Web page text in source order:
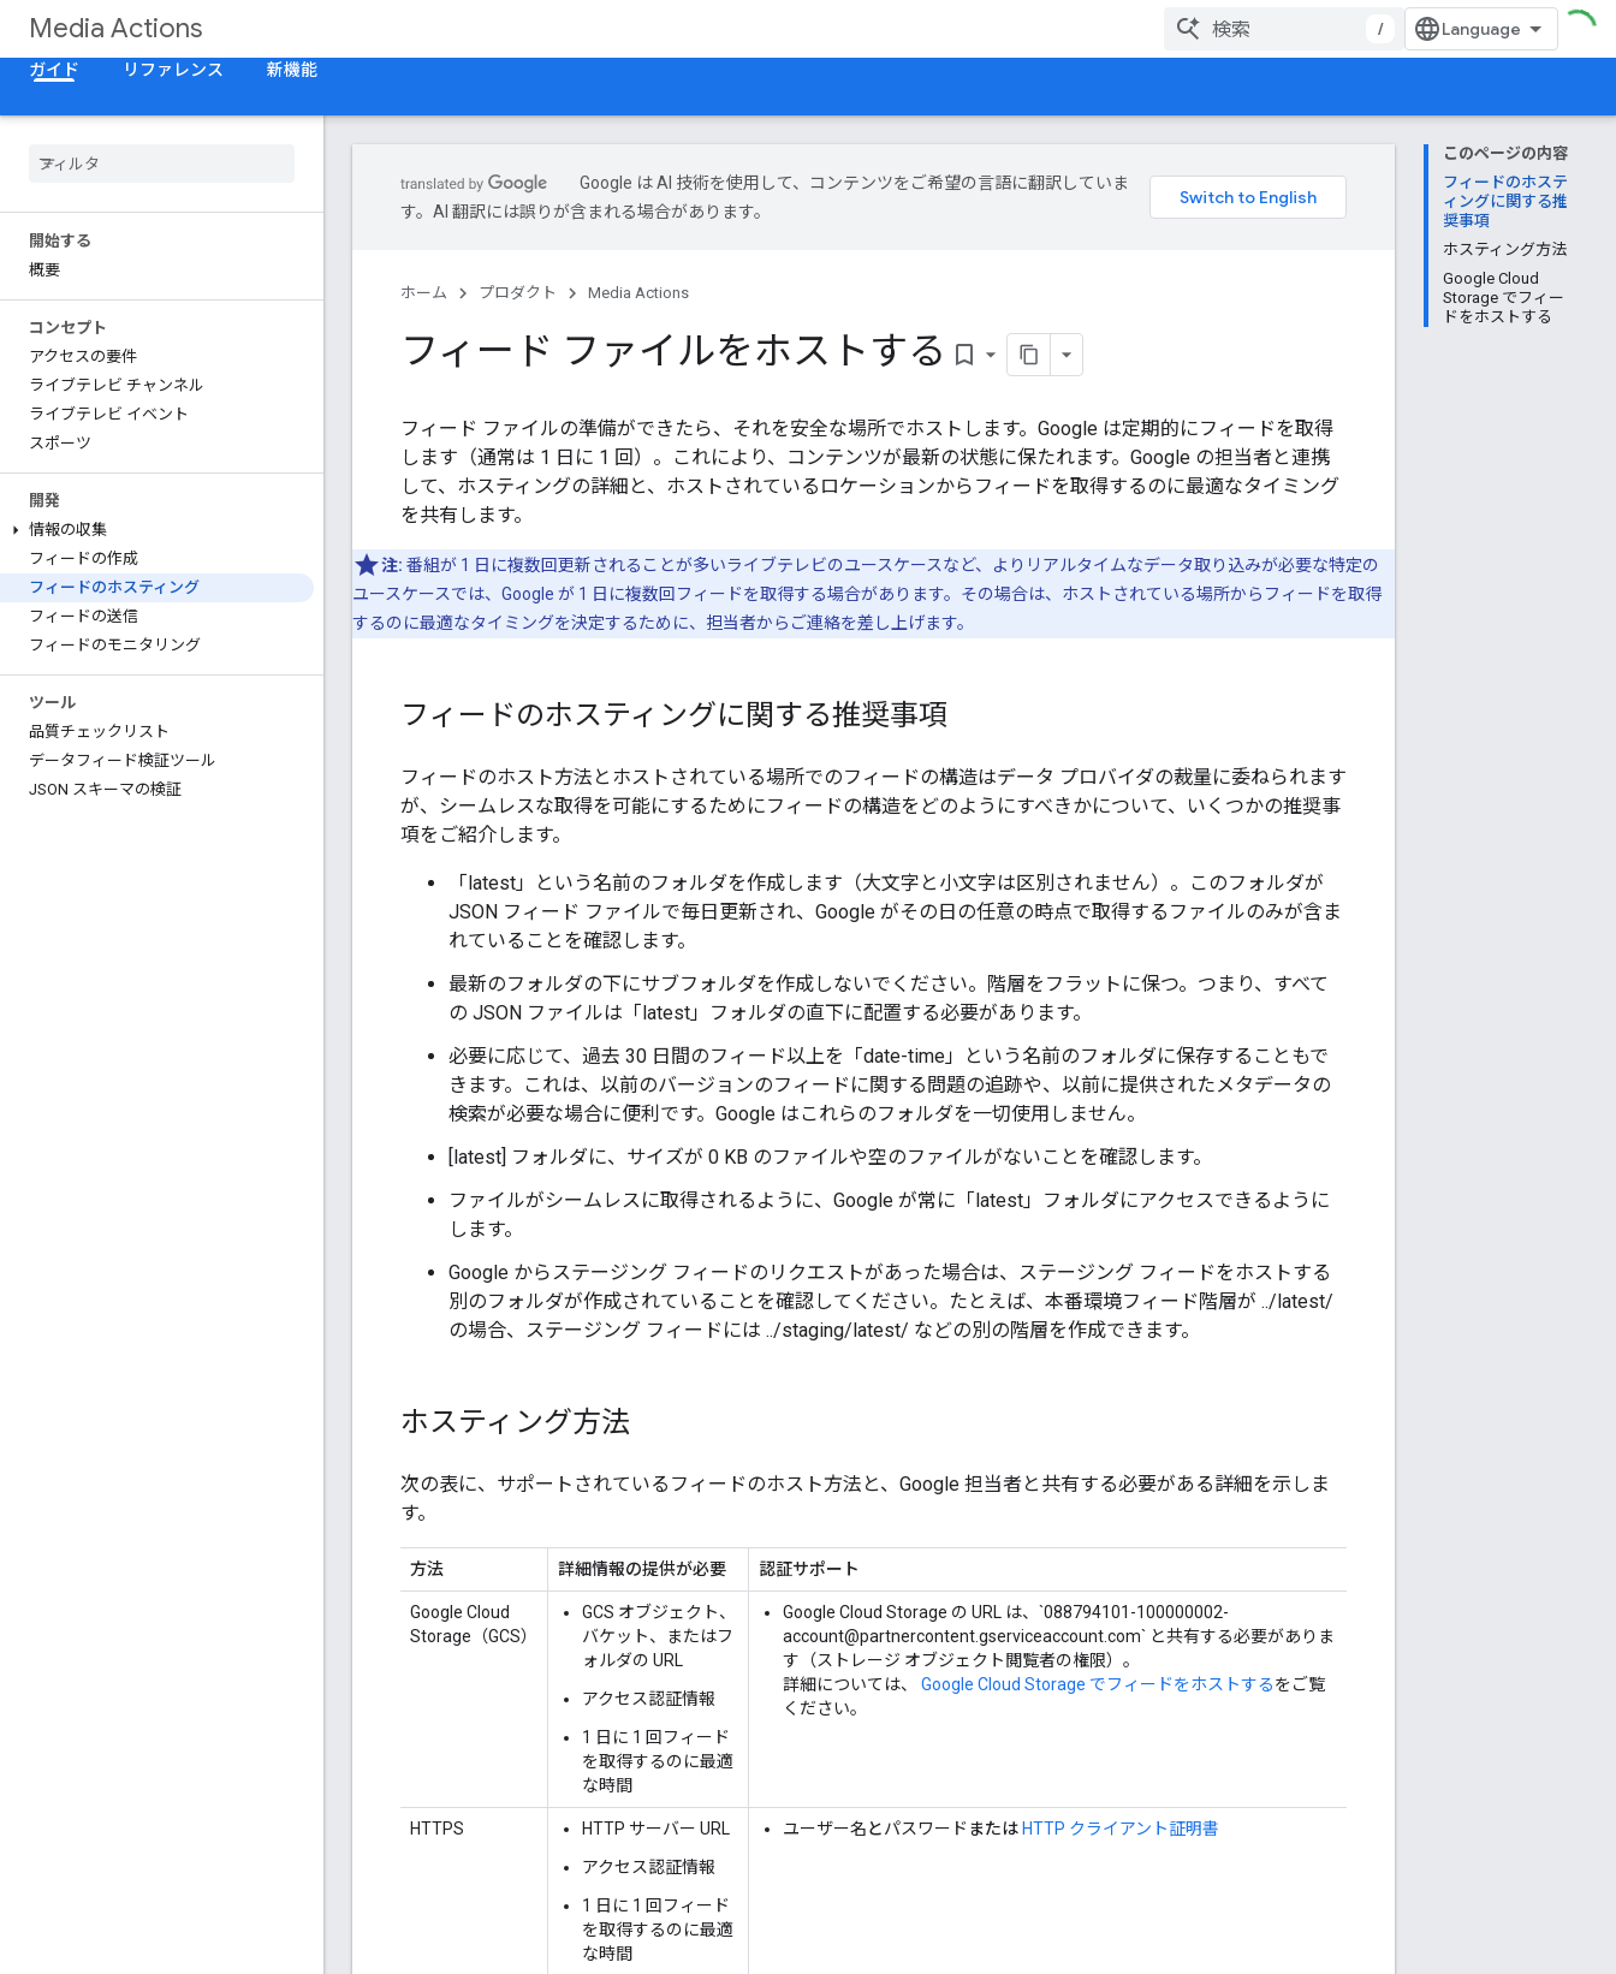
Media Actions
/
ガイド
リファレンス 新機能
開始する
概要
コンセプト
アクセスの要件
ライブテレビ チャンネル
ライブテレビ イベント
スポーツ
開発
情報の収集
フィードの作成
フィードのホスティング
フィードの送信
フィードのモニタリング
ツール
品質チェックリスト
データフィード検証ツール
JSON スキーマの検証
このページの内容
フィードのホステ
ィングに関する推
奨事項
ホスティング方法
Google Cloud
Storage でフィー
ドをホストする
Google は AI 技術を使用して、コンテンツをご希望の言語に翻訳していま
す。AI 翻訳には誤りが含まれる場合があります。
ホーム プロダクト Media Actions
フィード ファイルをホストする bookmark_border
フィード ファイルの準備ができたら、それを安全な場所でホストします。Google は定期的にフィードを取得
します（通常は 1 日に 1 回）。これにより、コンテンツが最新の状態に保たれます。Google の担当者と連携
して、ホスティングの詳細と、ホストされているロケーションからフィードを取得するのに最適なタイミング
を共有します。
注: 番組が 1 日に複数回更新されることが多いライブテレビのユースケースなど、よりリアルタイムなデータ取り込みが必要な特定の
ユースケースでは、Google が 1 日に複数回フィードを取得する場合があります。その場合は、ホストされている場所からフィードを取得
するのに最適なタイミングを決定するために、担当者からご連絡を差し上げます。
フィードのホスティングに関する推奨事項
フィードのホスト方法とホストされている場所でのフィードの構造はデータ プロバイダの裁量に委ねられます
が、シームレスな取得を可能にするためにフィードの構造をどのようにすべきかについて、いくつかの推奨事
項をご紹介します。
「latest」という名前のフォルダを作成します（大文字と小文字は区別されません）。このフォルダが
JSON フィード ファイルで毎日更新され、Google がその日の任意の時点で取得するファイルのみが含ま
れていることを確認します。
最新のフォルダの下にサブフォルダを作成しないでください。階層をフラットに保つ。つまり、すべて
の JSON ファイルは「latest」フォルダの直下に配置する必要があります。
必要に応じて、過去 30 日間のフィード以上を「date-time」という名前のフォルダに保存することもで
きます。これは、以前のバージョンのフィードに関する問題の追跡や、以前に提供されたメタデータの
検索が必要な場合に便利です。Google はこれらのフォルダを一切使用しません。
[latest] フォルダに、サイズが 0 KB のファイルや空のファイルがないことを確認します。
ファイルがシームレスに取得されるように、Google が常に「latest」フォルダにアクセスできるように
します。
Google からステージング フィードのリクエストがあった場合は、ステージング フィードをホストする
別のフォルダが作成されていることを確認してください。たとえば、本番環境フィード階層が ../latest/
の場合、ステージング フィードには ../staging/latest/ などの別の階層を作成できます。
ホスティング方法
次の表に、サポートされているフィードのホスト方法と、Google 担当者と共有する必要がある詳細を示しま
す。
方法 詳細情報の提供が必要 認証サポート
Google Cloud
Storage（GCS）
GCS オブジェクト、
バケット、またはフ
ォルダの URL
アクセス認証情報
1 日に 1 回フィード
を取得するのに最適
な時間
Google Cloud Storage の URL は、`088794101-100000002-
account@partnercontent.gserviceaccount.com` と共有する必要がありま
す（ストレージ オブジェクト閲覧者の権限）。
詳細については、
Google Cloud Storage でフィードをホストするをご覧
ください。
HTTPS
HTTP サーバー URL
アクセス認証情報
1 日に 1 回フィード
を取得するのに最適
な時間
ユーザー名とパスワードまたは HTTP クライアント証明書